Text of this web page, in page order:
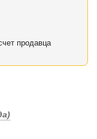
продавца